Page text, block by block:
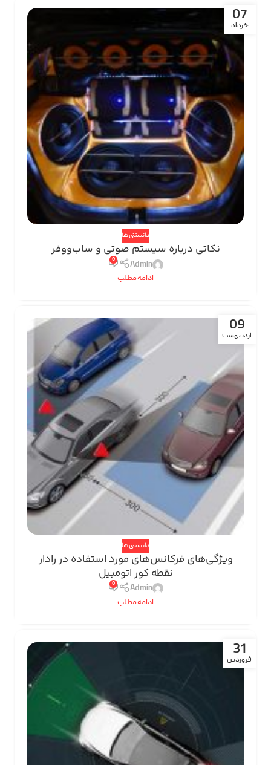
07
خرداد
دانستنی ها
نکاتی درباره سیستم صوتی و ساب‌ووفر
Admin
0
ادامه مطلب
09
اردیبهشت
دانستنی ها
ویژگی‌های فرکانس‌های مورد استفاده در رادار
نقطه کور اتومبیل
Admin
0
ادامه مطلب
31
فروردین